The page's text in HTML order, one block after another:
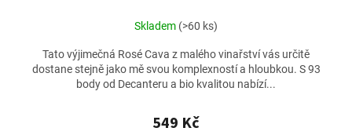
Skladem (>60 ks)
549 Kč
Tato výjimečná Rosé Cava z malého vinařství vás určitě
dostane stejně jako mě svou komplexností a hloubkou. S 93
body od Decanteru a bio kvalitou nabízí...